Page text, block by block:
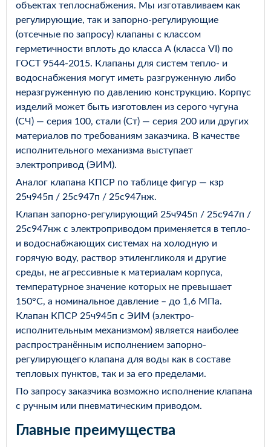
объектах теплоснабжения. Мы изготавливаем как
регулирующие, так и запорно-регулирующие
(отсечные по запросу) клапаны с классом
герметичности вплоть до класса А (класса VI) по
ГОСТ 9544-2015. Клапаны для систем тепло- и
водоснабжения могут иметь разгруженную либо
неразгруженную по давлению конструкцию. Корпус
изделий может быть изготовлен из серого чугуна
(СЧ) — серия 100, стали (Ст) — серия 200 или других
материалов по требованиям заказчика. В качестве
исполнительного механизма выступает
электропривод (ЭИМ).
Аналог клапана КПСР по таблице фигур — кзр
25ч945п / 25с947п / 25с947нж.
Клапан запорно-регулирующий 25ч945п / 25с947п /
25с947нж с электроприводом применяется в тепло-
и водоснабжающих системах на холодную и
горячую воду, раствор этиленгликоля и другие
среды, не агрессивные к материалам корпуса,
температурное значение которых не превышает
150°С, а номинальное давление – до 1,6 МПа.
Клапан КПСР 25ч945п с ЭИМ (электро-
исполнительным механизмом) является наиболее
распространённым исполнением запорно-
регулирующего клапана для воды как в составе
тепловых пунктов, так и за его пределами.
По запросу заказчика возможно исполнение клапана
с ручным или пневматическим приводом.
Главные преимущества